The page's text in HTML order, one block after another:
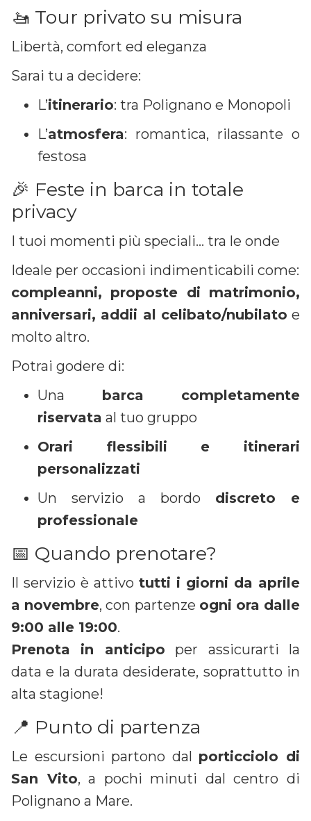
🚤 Tour privato su misura
Libertà, comfort ed eleganza
Sarai tu a decidere:
L’itinerario: tra Polignano e Monopoli
L’atmosfera: romantica, rilassante o
festosa
🎉 Feste in barca in totale
privacy
I tuoi momenti più speciali… tra le onde
Ideale per occasioni indimenticabili come:
compleanni, proposte di matrimonio,
anniversari, addii al celibato/nubilato e
molto altro.
Potrai godere di:
Una barca completamente
riservata al tuo gruppo
Orari flessibili e itinerari
personalizzati
Un servizio a bordo discreto e
professionale
📅 Quando prenotare?
Il servizio è attivo tutti i giorni da aprile
a novembre, con partenze ogni ora dalle
9:00 alle 19:00.
Prenota in anticipo per assicurarti la
data e la durata desiderate, soprattutto in
alta stagione!
📍 Punto di partenza
Le escursioni partono dal porticciolo di
San Vito, a pochi minuti dal centro di
Polignano a Mare.